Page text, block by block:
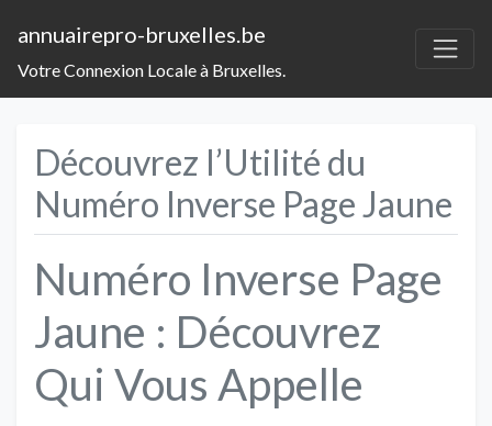
annuairepro-bruxelles.be
Votre Connexion Locale à Bruxelles.
Découvrez l’Utilité du
Numéro Inverse Page Jaune
Numéro Inverse Page
Jaune : Découvrez
Qui Vous Appelle